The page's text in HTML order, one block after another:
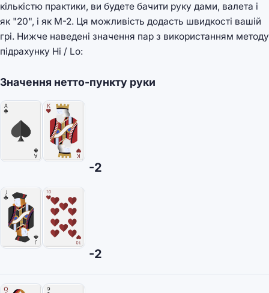
кількістю практики, ви будете бачити руку дами, валета і
як "20", і як М-2. Ця можливість додасть швидкості вашій
грі. Нижче наведені значення пар з використанням методу
підрахунку Hi / Lo:
Значення нетто-пункту руки
-2
-2